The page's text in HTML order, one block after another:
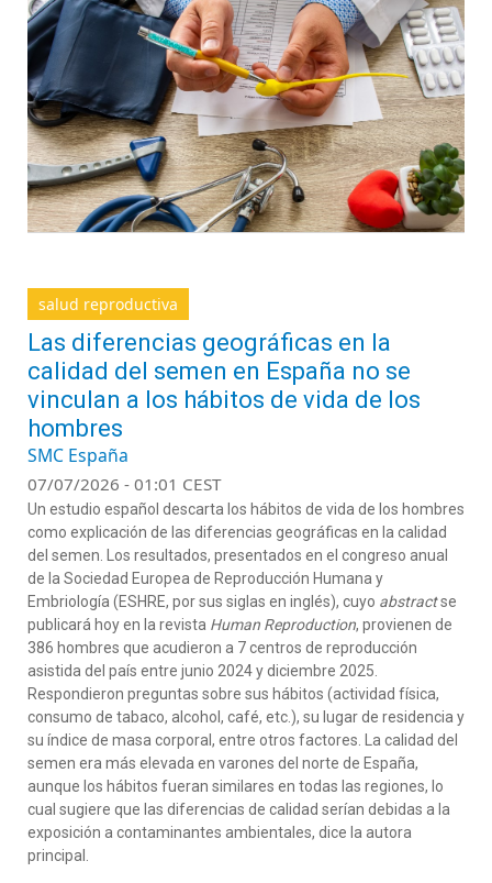
salud reproductiva
Las diferencias geográficas en la
calidad del semen en España no se
vinculan a los hábitos de vida de los
hombres
SMC España
07/07/2026 - 01:01 CEST
Un estudio español descarta los hábitos de vida de los hombres
como explicación de las diferencias geográficas en la calidad
del semen. Los resultados, presentados en el congreso anual
de la Sociedad Europea de Reproducción Humana y
Embriología (ESHRE, por sus siglas en inglés), cuyo abstractse
publicará hoy en la revista Human Reproduction, provienen de
386 hombres que acudieron a 7 centros de reproducción
asistida del país entre junio 2024 y diciembre 2025.
Respondieron preguntas sobre sus hábitos (actividad física,
consumo de tabaco, alcohol, café, etc.), su lugar de residencia y
su índice de masa corporal, entre otros factores. La calidad del
semen era más elevada en varones del norte de España,
aunque los hábitos fueran similares en todas las regiones, lo
cual sugiere que las diferencias de calidad serían debidas a la
exposición a contaminantes ambientales, dice la autora
principal.